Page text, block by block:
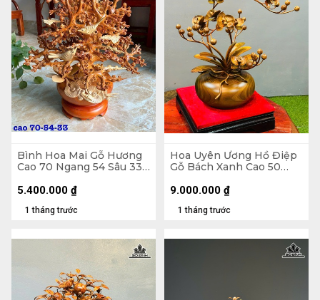
Bình Hoa Mai Gỗ Hương
Cao 70 Ngang 54 Sâu 33
1 tháng trước
5.400.000 ₫
Hoa Uyên Ương Hồ Điệp
Gỗ Bách Xanh Cao 50
Đường Kính 23 Cao 14
1 tháng trước
9.000.000 ₫